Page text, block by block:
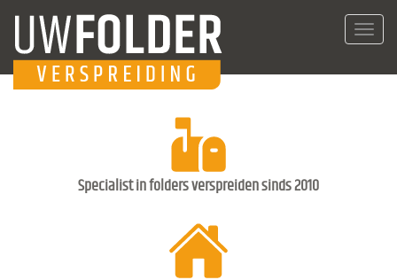
Specialist in folders verspreiden sinds 2010